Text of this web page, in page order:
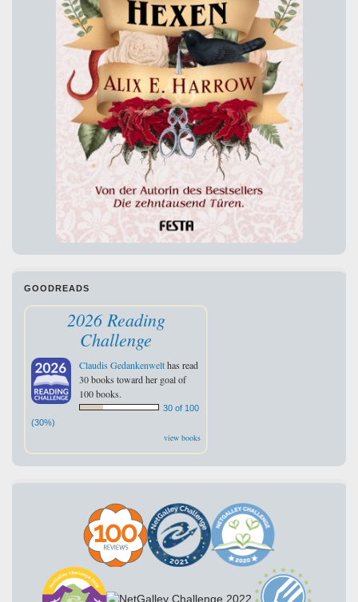
GOODREADS
2026 Reading
Challenge
Claudis Gedankenwelthas read
30 books toward her goal of
100 books.
30 of 100
(30%)
view books